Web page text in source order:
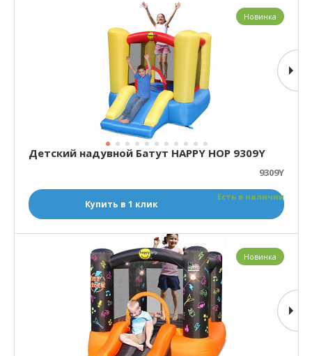
Детский надувной Батут HAPPY HOP 9309Y
9309Y
Есть в наличии
Купить в 1 клик
Новинка
Новинка